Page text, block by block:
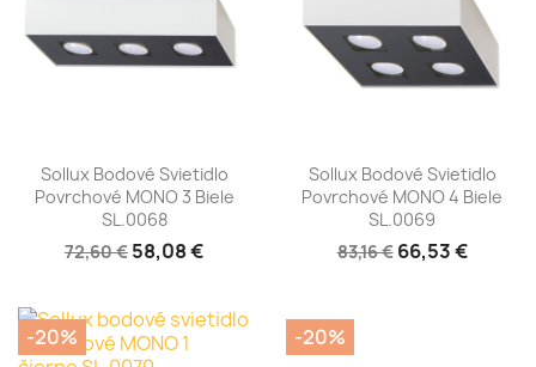
Sollux Bodové Svietidlo
Povrchové MONO 3 Biele
SL.0068
72,60 € 58,08 €
Sollux Bodové Svietidlo
Povrchové MONO 4 Biele
SL.0069
83,16 € 66,53 €
-20% -20%